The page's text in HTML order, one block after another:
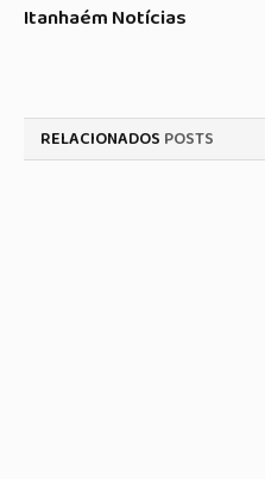
Itanhaém Notícias
RELACIONADOS POSTS